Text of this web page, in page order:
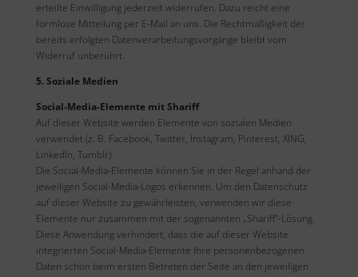
erteilte Einwilligung jederzeit widerrufen. Dazu reicht eine
formlose Mitteilung per E-Mail an uns. Die Rechtmäßigkeit der
bereits erfolgten Datenverarbeitungsvorgänge bleibt vom
Widerruf unberührt.
5. Soziale Medien
Social-Media-Elemente mit Shariff
Auf dieser Website werden Elemente von sozialen Medien
verwendet (z. B. Facebook, Twitter, Instagram, Pinterest, XING,
LinkedIn, Tumblr).
Die Social-Media-Elemente können Sie in der Regel anhand der
jeweiligen Social-Media-Logos erkennen. Um den Datenschutz
auf dieser Website zu gewährleisten, verwenden wir diese
Elemente nur zusammen mit der sogenannten „Shariff“-Lösung.
Diese Anwendung verhindert, dass die auf dieser Website
integrierten Social-Media-Elemente Ihre personenbezogenen
Daten schon beim ersten Betreten der Seite an den jeweiligen